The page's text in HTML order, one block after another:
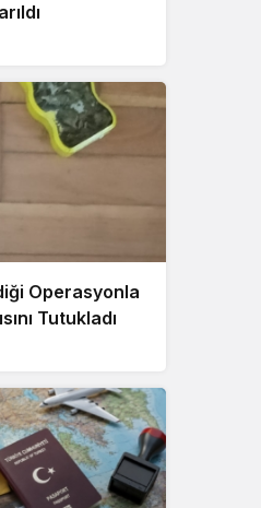
Operasyonla
Tutukladı